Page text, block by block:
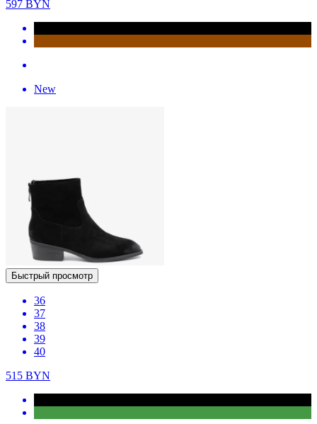
597 BYN
New
Быстрый просмотр
36
37
38
39
40
515 BYN